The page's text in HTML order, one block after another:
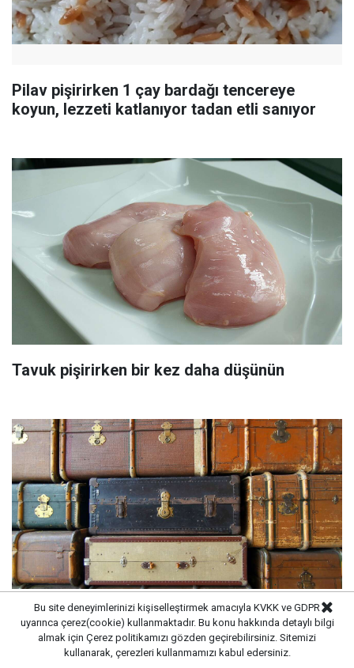
Pilav pişirirken 1 çay bardağı tencereye
koyun, lezzeti katlanıyor tadan etli sanıyor
Tavuk pişirirken bir kez daha düşünün
Durumu iyi olmayan Almanların göç ettiği
ülke! Emekli akını var
Bu site deneyimlerinizi kişiselleştirmek amacıyla KVKK ve GDPR
uyarınca çerez(cookie) kullanmaktadır. Bu konu hakkında detaylı bilgi
almak için Çerez politikamızı gözden geçirebilirsiniz. Sitemizi
kullanarak, çerezleri kullanmamızı kabul edersiniz.